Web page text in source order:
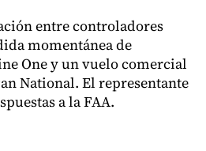
entre controladores
momentánea de
One y un vuelo comercial
National. El representante
a la FAA.